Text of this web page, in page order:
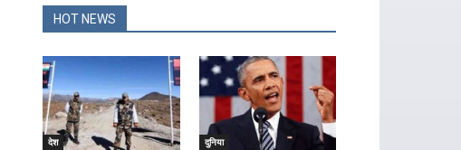
HOT NEWS
देश दुनिया